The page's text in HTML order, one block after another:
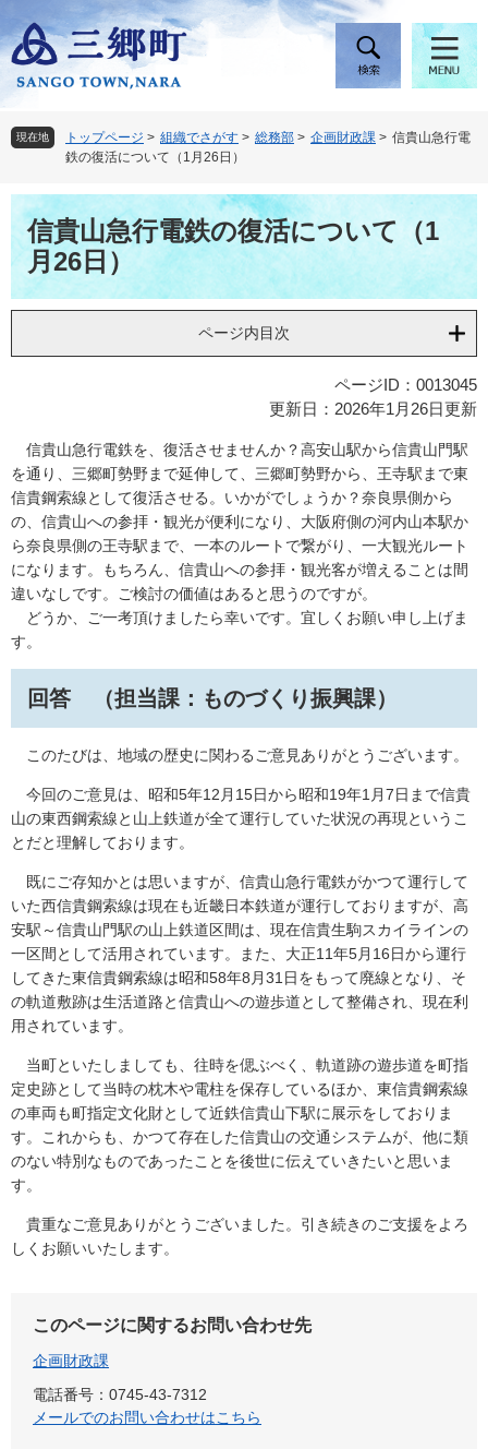
ー
ジ
頭
で
。
ニ
ュ
飛
ば
て
へ
現在地 トップページ > 組織でさがす > 総務部 > 企画財政課 > 信貴山急行電
鉄の復活について（1月26日）
信貴山急行電鉄の復活について（1
月26日）
ページ内目次
ページID：0013045
更新日：2026年1月26日更新
信貴山急行電鉄を、復活させませんか？高安山駅から信貴山門駅
を通り、三郷町勢野まで延伸して、三郷町勢野から、王寺駅まで東
信貴鋼索線として復活させる。いかがでしょうか？奈良県側から
の、信貴山への参拝・観光が便利になり、大阪府側の河内山本駅か
ら奈良県側の王寺駅まで、一本のルートで繋がり、一大観光ルート
になります。もちろん、信貴山への参拝・観光客が増えることは間
違いなしです。ご検討の価値はあると思うのですが。
どうか、ご一考頂けましたら幸いです。宜しくお願い申し上げま
す。
回答 （担当課：ものづくり振興課）
このたびは、地域の歴史に関わるご意見ありがとうございます。
今回のご意見は、昭和5年12月15日から昭和19年1月7日まで信貴
山の東西鋼索線と山上鉄道が全て運行していた状況の再現というこ
とだと理解しております。
既にご存知かとは思いますが、信貴山急行電鉄がかつて運行して
いた西信貴鋼索線は現在も近畿日本鉄道が運行しておりますが、高
安駅～信貴山門駅の山上鉄道区間は、現在信貴生駒スカイラインの
一区間として活用されています。また、大正11年5月16日から運行
してきた東信貴鋼索線は昭和58年8月31日をもって廃線となり、そ
の軌道敷跡は生活道路と信貴山への遊歩道として整備され、現在利
用されています。
当町といたしましても、往時を偲ぶべく、軌道跡の遊歩道を町指
定史跡として当時の枕木や電柱を保存しているほか、東信貴鋼索線
の車両も町指定文化財として近鉄信貴山下駅に展示をしておりま
す。これからも、かつて存在した信貴山の交通システムが、他に類
のない特別なものであったことを後世に伝えていきたいと思いま
す。
貴重なご意見ありがとうございました。引き続きのご支援をよろ
しくお願いいたします。
このページに関するお問い合わせ先
企画財政課
電話番号：0745-43-7312
メールでのお問い合わせはこちら